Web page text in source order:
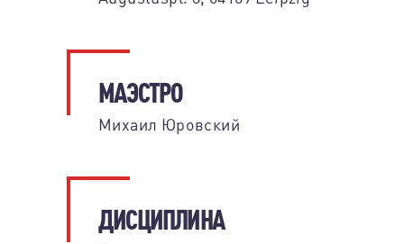
МАЭСТРО
Михаил Юровский
ДИСЦИПЛИНА